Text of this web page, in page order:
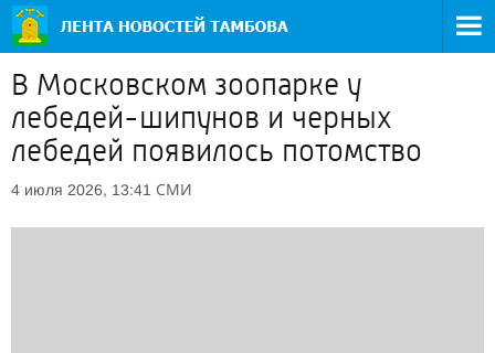
В Московском зоопарке у
лебедей-шипунов и черных
лебедей появилось потомство
4 июля 2026, 13:41 СМИ